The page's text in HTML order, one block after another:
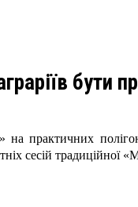
бути
практичних
сесій